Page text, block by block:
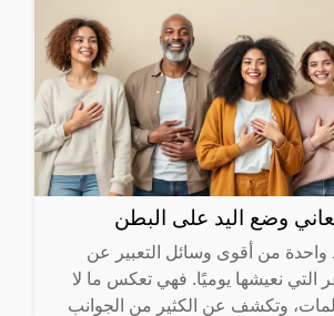
وضع اليد على البطن
واحدة من أقوى وسائل التعبير عن
التي نعيشها يوميًا. فهي تعكس ما لا
وتكشف عن الكثير من الجوانب